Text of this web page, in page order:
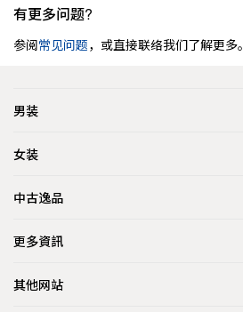
有更多问题?
参阅常见问题，或直接联络我们了解更多。
男装
女装
中古逸品
更多資訊
其他网站